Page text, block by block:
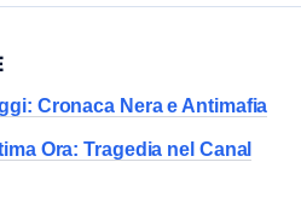
Cronaca Nera e Antimafia
Ora: Tragedia nel Canal